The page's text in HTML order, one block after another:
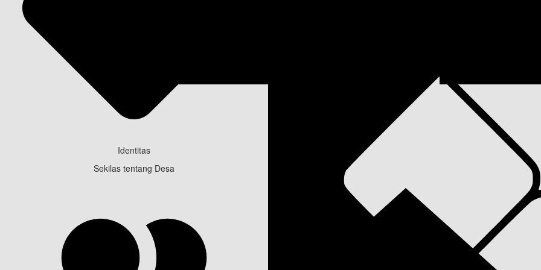
Identitas
Sekilas tentang Desa
Desa Dulumai
Kecamatan Pamona Puselemba, Kabupaten Poso Provinsi